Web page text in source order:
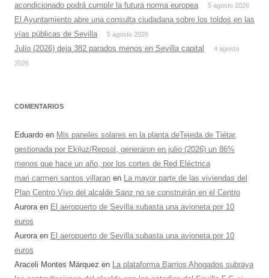
acondicionado podrá cumplir la futura norma europea
5 agosto 2026
El Ayuntamiento abre una consulta ciudadana sobre los toldos en las
vías públicas de Sevilla
5 agosto 2026
Julio (2026) deja 382 parados menos en Sevilla capital
4 agosto
2026
COMENTARIOS
Eduardo en Mis paneles solares en la planta deTejeda de Tiétar,
gestionada por Ekiluz/Repsol, generaron en julio (2026) un 86%
menos que hace un año, por los cortes de Red Eléctrica
mari carmen santos villaran en La mayor parte de las viviendas del
Plan Centro Vivo del alcalde Sanz no se construirán en el Centro
Auroraen El aeropuerto de Sevilla subasta una avioneta por 10
euros
Auroraen El aeropuerto de Sevilla subasta una avioneta por 10
euros
Araceli Montes Márquez en La plataforma Barrios Ahogados subraya